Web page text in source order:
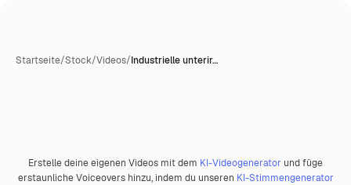
Startseite/Stock/Videos/Industrielle unterir…
Premium
Erstelle deine eigenen Videos mit dem KI-Videogenerator und füge
erstaunliche Voiceovers hinzu, indem du unseren KI-Stimmengenerator